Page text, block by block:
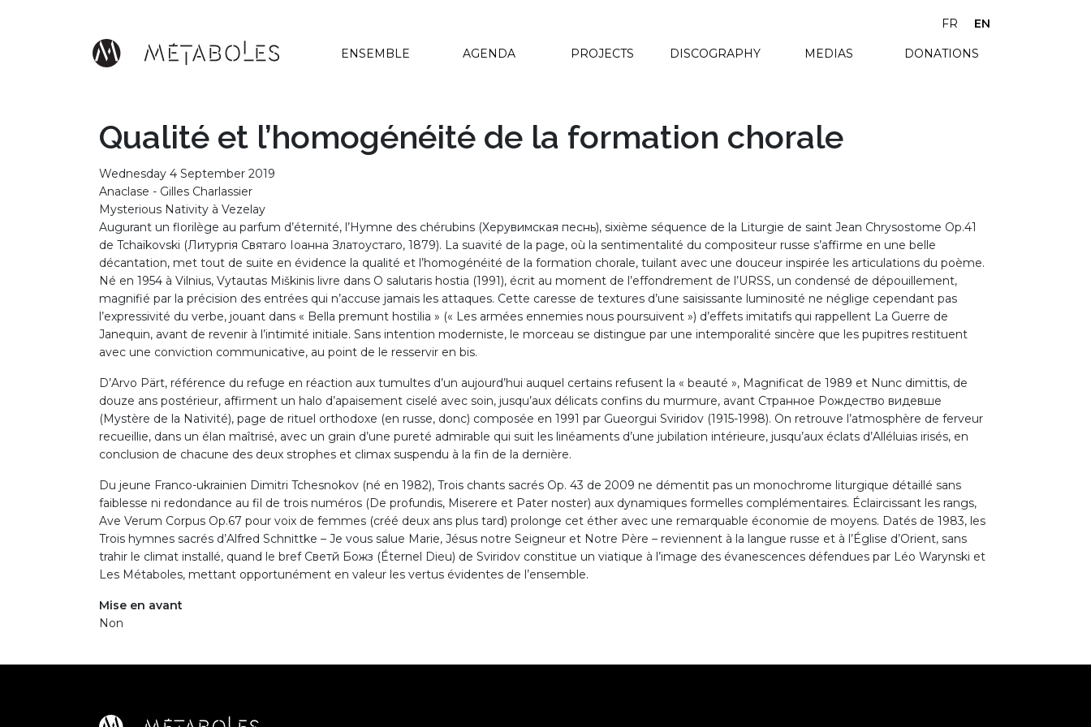
EN
FR
ENSEMBLE AGENDA PROJECTS DISCOGRAPHY MEDIAS DONATIONS
Qualité et l’homogénéité de la formation chorale
Wednesday 4 September 2019
Anaclase - Gilles Charlassier
Mysterious Nativity à Vezelay
Augurant un florilège au parfum d’éternité, l’Hymne des chérubins (Херувимская песнь), sixième séquence de la Liturgie de saint Jean Chrysostome Op.41
de Tchaïkovski (Литургія Святаго Іоанна Златоустаго, 1879). La suavité de la page, où la sentimentalité du compositeur russe s’affirme en une belle
décantation, met tout de suite en évidence la qualité et l’homogénéité de la formation chorale, tuilant avec une douceur inspirée les articulations du poème.
Né en 1954 à Vilnius, Vytautas Miškinis livre dans O salutaris hostia (1991), écrit au moment de l’effondrement de l’URSS, un condensé de dépouillement,
magnifié par la précision des entrées qui n’accuse jamais les attaques. Cette caresse de textures d’une saisissante luminosité ne néglige cependant pas
l’expressivité du verbe, jouant dans « Bella premunt hostilia » (« Les armées ennemies nous poursuivent ») d’effets imitatifs qui rappellent La Guerre de
Janequin, avant de revenir à l’intimité initiale. Sans intention moderniste, le morceau se distingue par une intemporalité sincère que les pupitres restituent
avec une conviction communicative, au point de le resservir en bis.
D’Arvo Pärt, référence du refuge en réaction aux tumultes d’un aujourd’hui auquel certains refusent la « beauté », Magnificat de 1989 et Nunc dimittis, de
douze ans postérieur, affirment un halo d’apaisement ciselé avec soin, jusqu’aux délicats confins du murmure, avant Странное Рождество видевше
(Mystère de la Nativité), page de rituel orthodoxe (en russe, donc) composée en 1991 par Gueorgui Sviridov (1915-1998). On retrouve l’atmosphère de ferveur
recueillie, dans un élan maîtrisé, avec un grain d’une pureté admirable qui suit les linéaments d’une jubilation intérieure, jusqu’aux éclats d’Alléluias irisés, en
conclusion de chacune des deux strophes et climax suspendu à la fin de la dernière.
Du jeune Franco-ukrainien Dimitri Tchesnokov (né en 1982), Trois chants sacrés Op. 43 de 2009 ne démentit pas un monochrome liturgique détaillé sans
faiblesse ni redondance au fil de trois numéros (De profundis, Miserere et Pater noster) aux dynamiques formelles complémentaires. Éclaircissant les rangs,
Ave Verum Corpus Op.67 pour voix de femmes (créé deux ans plus tard) prolonge cet éther avec une remarquable économie de moyens. Datés de 1983, les
Trois hymnes sacrés d’Alfred Schnittke – Je vous salue Marie, Jésus notre Seigneur et Notre Père – reviennent à la langue russe et à l’Église d’Orient, sans
trahir le climat installé, quand le bref Свeтй Бoжз (Éternel Dieu) de Sviridov constitue un viatique à l’image des évanescences défendues par Léo Warynski et
Les Métaboles, mettant opportunément en valeur les vertus évidentes de l’ensemble.
Mise en avant
Non